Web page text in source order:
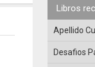
Libros
Apellido
Desafios